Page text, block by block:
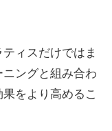
ィスだけではま
ングと組み合わ
をより高めるこ